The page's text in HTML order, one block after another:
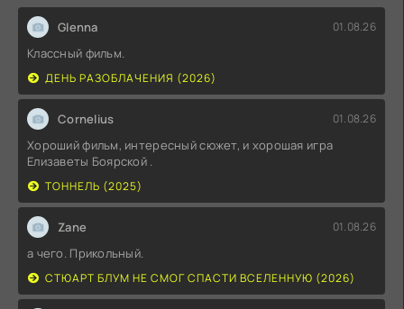
Glenna 01.08.26
Классный фильм.
ДЕНЬ РАЗОБЛАЧЕНИЯ (2026)
Cornelius 01.08.26
Хороший фильм, интересный сюжет, и хорошая игра
Елизаветы Боярской .
ТОННЕЛЬ (2025)
Zane 01.08.26
а чего. Прикольный.
СТЮАРТ БЛУМ НЕ СМОГ СПАСТИ ВСЕЛЕННУЮ (2026)